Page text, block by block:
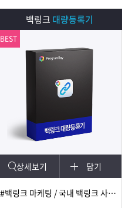
백링크 대량등록기
상세보기 담기
#백링크 마케팅 / 국내 백링크 사이트 생성
BEST